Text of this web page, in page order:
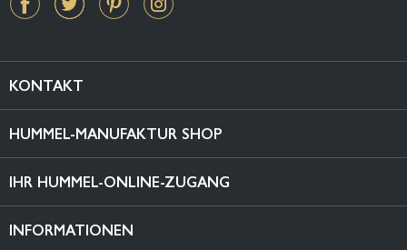
KONTAKT
HUMMEL-MANUFAKTUR SHOP
IHR HUMMEL-ONLINE-ZUGANG
INFORMATIONEN